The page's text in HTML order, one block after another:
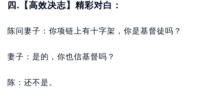
四.【高效决志】精彩对白：
陈问妻子：你项链上有十字架，你是基督徒吗？
妻子：是的，你也信基督吗？
陈：还不是。